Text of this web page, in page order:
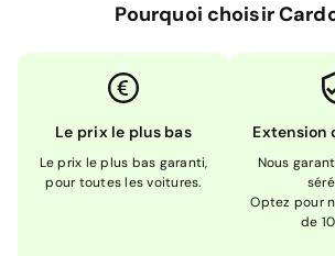
Pourquoi choisir
Le prix le plus bas
Le prix le plus bas garanti,
pour toutes les voitures.
Extension
Nous
Optez pour
de